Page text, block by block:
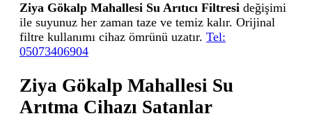
Ziya Gökalp Mahallesi Su Arıtıcı Filtresi değişimi
ile suyunuz her zaman taze ve temiz kalır. Orijinal
filtre kullanımı cihaz ömrünü uzatır. Tel:
05073406904
Ziya Gökalp Mahallesi Su
Arıtma Cihazı Satanlar